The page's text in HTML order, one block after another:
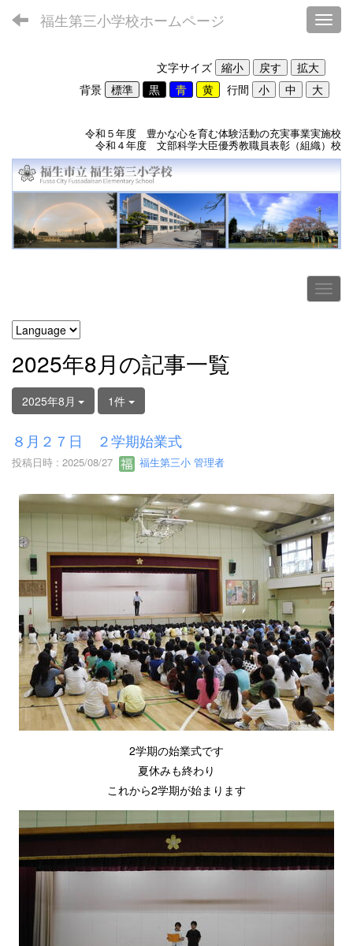
福生第三小学校ホームページ
文字サイズ
背景
行間
令和５年度 豊かな心を育む体験活動の充実事業実施校
令和４年度 文部科学大臣優秀教職員表彰（組織）校
2025年8月の記事一覧
2025年8月 1件
８月２７日 ２学期始業式
投稿日時 : 2025/08/27 福生第三小 管理者
2学期の始業式です
夏休みも終わり
これから2学期が始まります